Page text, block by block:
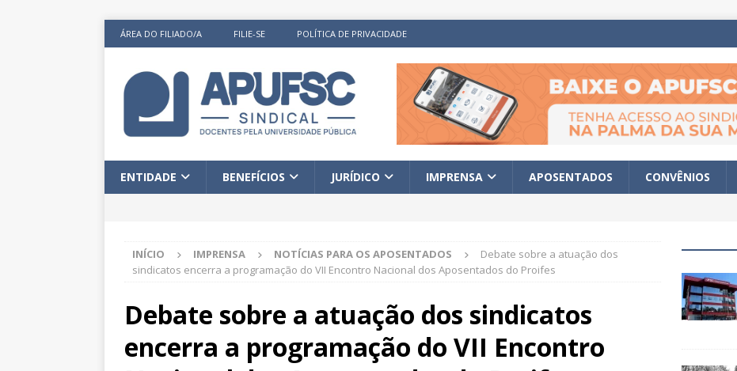
ÁREA DO FILIADO/A FILIE-SE POLÍTICA DE PRIVACIDADE
ENTIDADE BENEFÍCIOS JURÍDICO IMPRENSA APOSENTADOS CONVÊNIOS
INÍCIO IMPRENSA NOTÍCIAS PARA OS APOSENTADOS
Debate sobre a atuação dos
sindicatos encerra a programação do VII Encontro Nacional dos Aposentados do Proifes
Debate sobre a atuação dos sindicatos
encerra a programação do VII Encontro